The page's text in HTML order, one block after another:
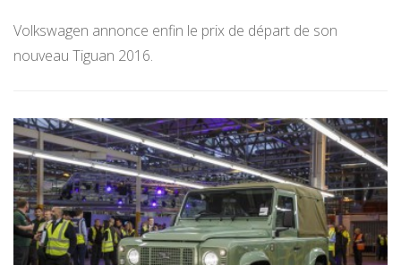
Volkswagen annonce enfin le prix de départ de son
nouveau Tiguan 2016.